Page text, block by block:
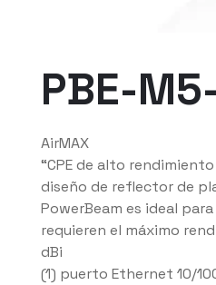
PBE-
AirMAX
“CPE de alto
diseño de reflector de
PowerBeam es ideal
requieren el máximo
dBi
(1) puerto Ethernet 10/